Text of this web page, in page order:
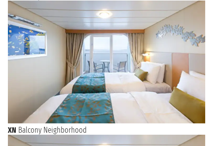
XN Balcony Neighborhood